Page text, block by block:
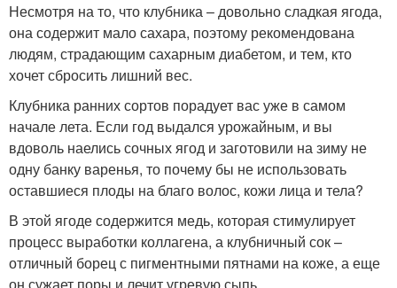
Несмотря на то, что клубника – довольно сладкая ягода,
она содержит мало сахара, поэтому рекомендована
людям, страдающим сахарным диабетом, и тем, кто
хочет сбросить лишний вес.
Клубника ранних сортов порадует вас уже в самом
начале лета. Если год выдался урожайным, и вы
вдоволь наелись сочных ягод и заготовили на зиму не
одну банку варенья, то почему бы не использовать
оставшиеся плоды на благо волос, кожи лица и тела?
В этой ягоде содержится медь, которая стимулирует
процесс выработки коллагена, а клубничный сок –
отличный борец с пигментными пятнами на коже, а еще